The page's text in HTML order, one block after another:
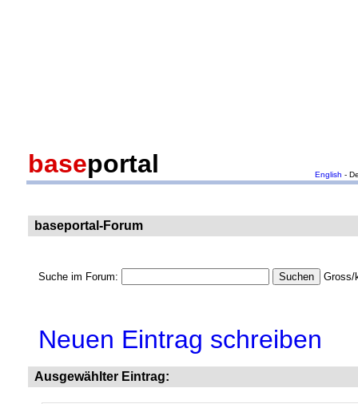
baseportal English -
baseportal-Forum
Suche im Forum: Gross/
Neuen Eintrag schreiben
Ausgewählter Eintrag: